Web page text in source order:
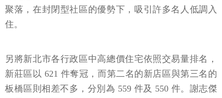
聚落，在封閉型社區的優勢下，吸引許多名人低調入
住。
另將新北市各行政區中高總價住宅依照交易量排名，
新莊區以 621 件奪冠，而第二名的新店區與第三名的
板橋區則相差不多，分別為 559 件及 550 件。謝志傑